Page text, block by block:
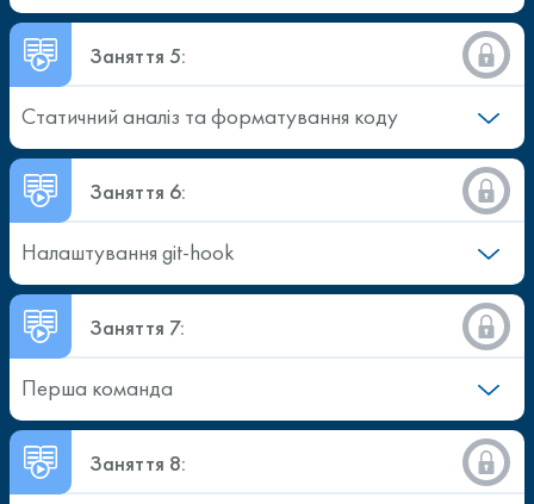
Заняття 5:
Статичний аналіз та форматування коду
Заняття 6:
Налаштування git-hook
Заняття 7:
Перша команда
Заняття 8: